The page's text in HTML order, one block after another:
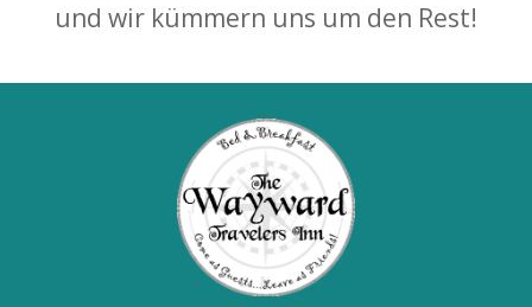
und wir kümmern uns um den Rest!